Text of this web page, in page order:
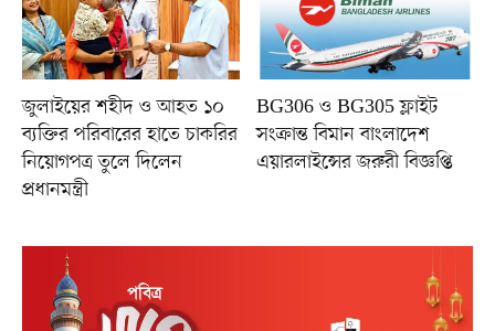
জুলাইয়ের শহীদ ও আহত ১০
ব্যক্তির পরিবারের হাতে চাকরির
নিয়োগপত্র তুলে দিলেন
প্রধানমন্ত্রী
BG306 ও BG305 ফ্লাইট
সংক্রান্ত বিমান বাংলাদেশ
এয়ারলাইন্সের জরুরী বিজ্ঞপ্তি